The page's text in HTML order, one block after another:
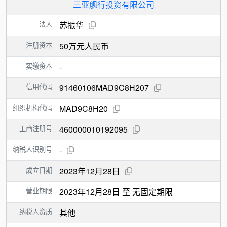
三亚舰行投资有限公司
法人 苏振华
注册资本 50万元人民币
实缴资本 -
信用代码 91460106MAD9C8H207
组织机构代码 MAD9C8H20
工商注册号 460000010192095
纳税人识别号 -
成立日期 2023年12月28日
营业期限 2023年12月28日 至 无固定期限
纳税人资质 其他